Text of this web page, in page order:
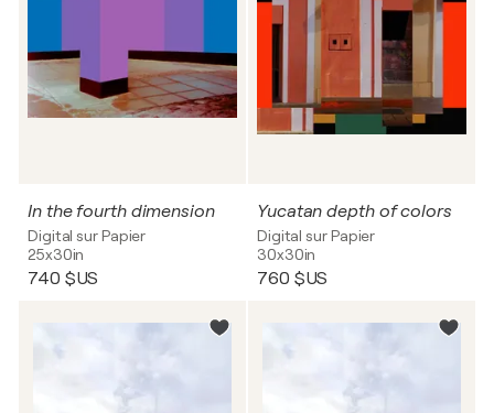
In the fourth dimension
Digital sur Papier
25x30in
740 $US
Yucatan depth of colors
Digital sur Papier
30x30in
760 $US